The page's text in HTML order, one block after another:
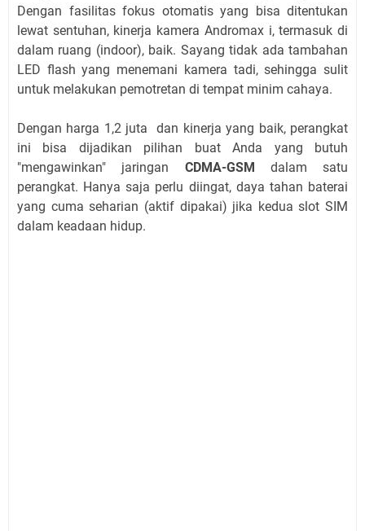
Dengan fasilitas fokus otomatis yang bisa ditentukan
lewat sentuhan, kinerja kamera Andromax i, termasuk di
dalam ruang (indoor), baik. Sayang tidak ada tambahan
LED flash yang menemani kamera tadi, sehingga sulit
untuk melakukan pemotretan di tempat minim cahaya.
Dengan harga 1,2 juta dan kinerja yang baik, perangkat
ini bisa dijadikan pilihan buat Anda yang butuh
"mengawinkan" jaringan CDMA-GSM dalam satu
perangkat. Hanya saja perlu diingat, daya tahan baterai
yang cuma seharian (aktif dipakai) jika kedua slot SIM
dalam keadaan hidup.